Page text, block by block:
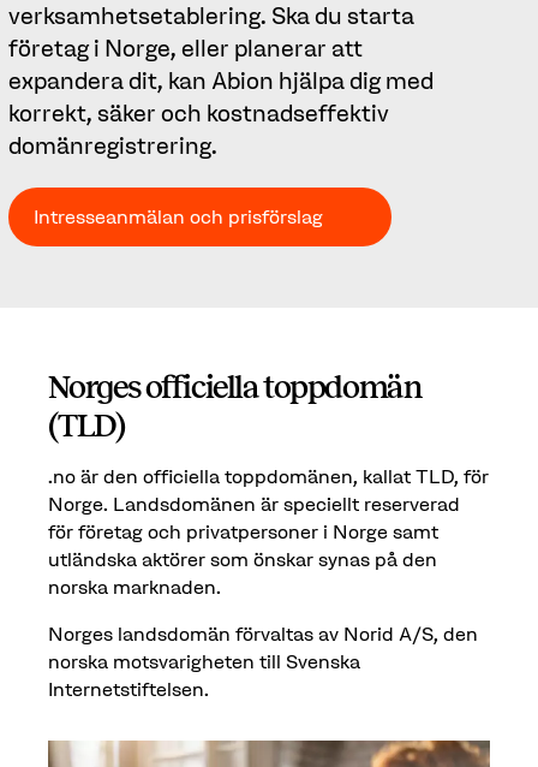
verksamhetsetablering. Ska du starta
företag i Norge, eller planerar att
expandera dit, kan Abion hjälpa dig med
korrekt, säker och kostnadseffektiv
domänregistrering.
Intresseanmälan och prisförslag
Norges officiella toppdomän
(TLD)
.no är den officiella toppdomänen, kallat TLD, för
Norge. Landsdomänen är speciellt reserverad
för företag och privatpersoner i Norge samt
utländska aktörer som önskar synas på den
norska marknaden.
Norges landsdomän förvaltas av Norid A/S, den
norska motsvarigheten till Svenska
Internetstiftelsen.